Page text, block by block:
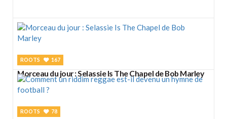
ROOTS 167
Morceau du jour : Selassie Is The Chapel de Bob Marley
ROOTS 78